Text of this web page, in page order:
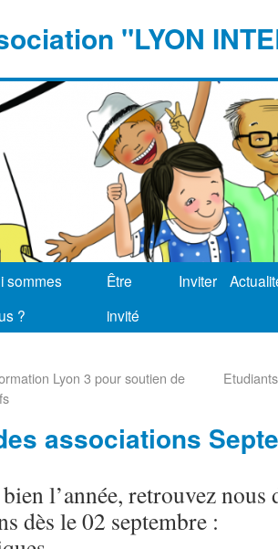
"LYON
sommes
?
Être
invité
Inviter
Lyon 3 pour soutien de
associations
l’année, retrouvez nous
dès le 02 septembre :